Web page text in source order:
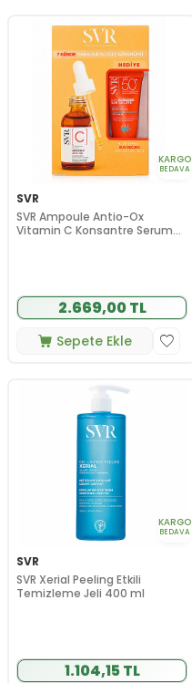
KARGO
BEDAVA
SVR
SVR Ampoule Antio-Ox
Vitamin C Konsantre Serum
2.669,00 TL
Sepete Ekle
KARGO
BEDAVA
SVR
SVR Xerial Peeling Etkili
Temizleme Jeli 400 ml
1.104,15 TL